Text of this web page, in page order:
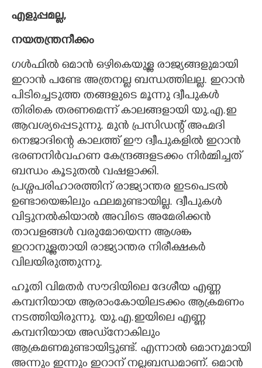
എളുപ്പമല്ല,
നയതന്ത്രനീക്കം
ഗൾഫിൽ ഒമാൻ ഒഴികെയുള്ള രാജ്യങ്ങളുമായി
ഇറാൻ പണ്ടേ അത്രനല്ല ബന്ധത്തിലല്ല. ഇറാൻ
പിടിച്ചെടുത്ത തങ്ങളുടെ മൂന്നു ദ്വീപുകൾ
തിരികെ തരണമെന്ന് കാലങ്ങളായി യു.എ.ഇ
ആവശ്യപ്പെടുന്നു. മുൻ പ്രസിഡന്റ് അഹ്മദി
നെജാദിന്റെ കാലത്ത് ഈ ദ്വീപുകളിൽ ഇറാൻ
ഭരണനിർവഹണ കേന്ദ്രങ്ങളടക്കം നിർമ്മിച്ചത്
ബന്ധം കൂടുതൽ വഷളാക്കി.
പ്രശ്നപരിഹാരത്തിന് രാജ്യാന്തര ഇടപെടൽ
ഉണ്ടായെങ്കിലും ഫലമുണ്ടായില്ല. ദ്വീപുകൾ
വിട്ടുനൽകിയാൽ അവിടെ അമേരിക്കൻ
താവളങ്ങൾ വരുമോയെന്ന ആശങ്ക
ഇറാനുള്ളതായി രാജ്യാന്തര നിരീക്ഷകർ
വിലയിരുത്തുന്നു.
ഹൂതി വിമതർ സൗദിയിലെ ദേശീയ എണ്ണ
കമ്പനിയായ ആരാംകോയിലടക്കം ആക്രമണം
നടത്തിയിരുന്നു. യു.എ.ഇയിലെ എണ്ണ
കമ്പനിയായ അഡ്‌നോകിലും
ആക്രമണമുണ്ടായിട്ടുണ്ട്. എന്നാൽ ഒമാനുമായി
അന്നും ഇന്നും ഇറാന് നല്ലബന്ധമാണ്. ഒമാൻ